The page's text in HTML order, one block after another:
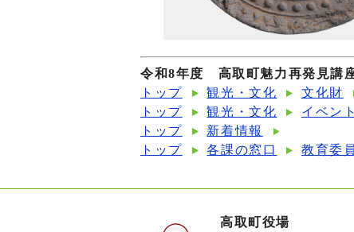
令和8年度 高取町魅力再発見講
トップ
観光・文化
文化財
トップ
観光・文化
イベント
トップ
新着情報
トップ
各課の窓口 教育委
高取町役場